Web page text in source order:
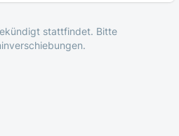
stattfindet. Bitte